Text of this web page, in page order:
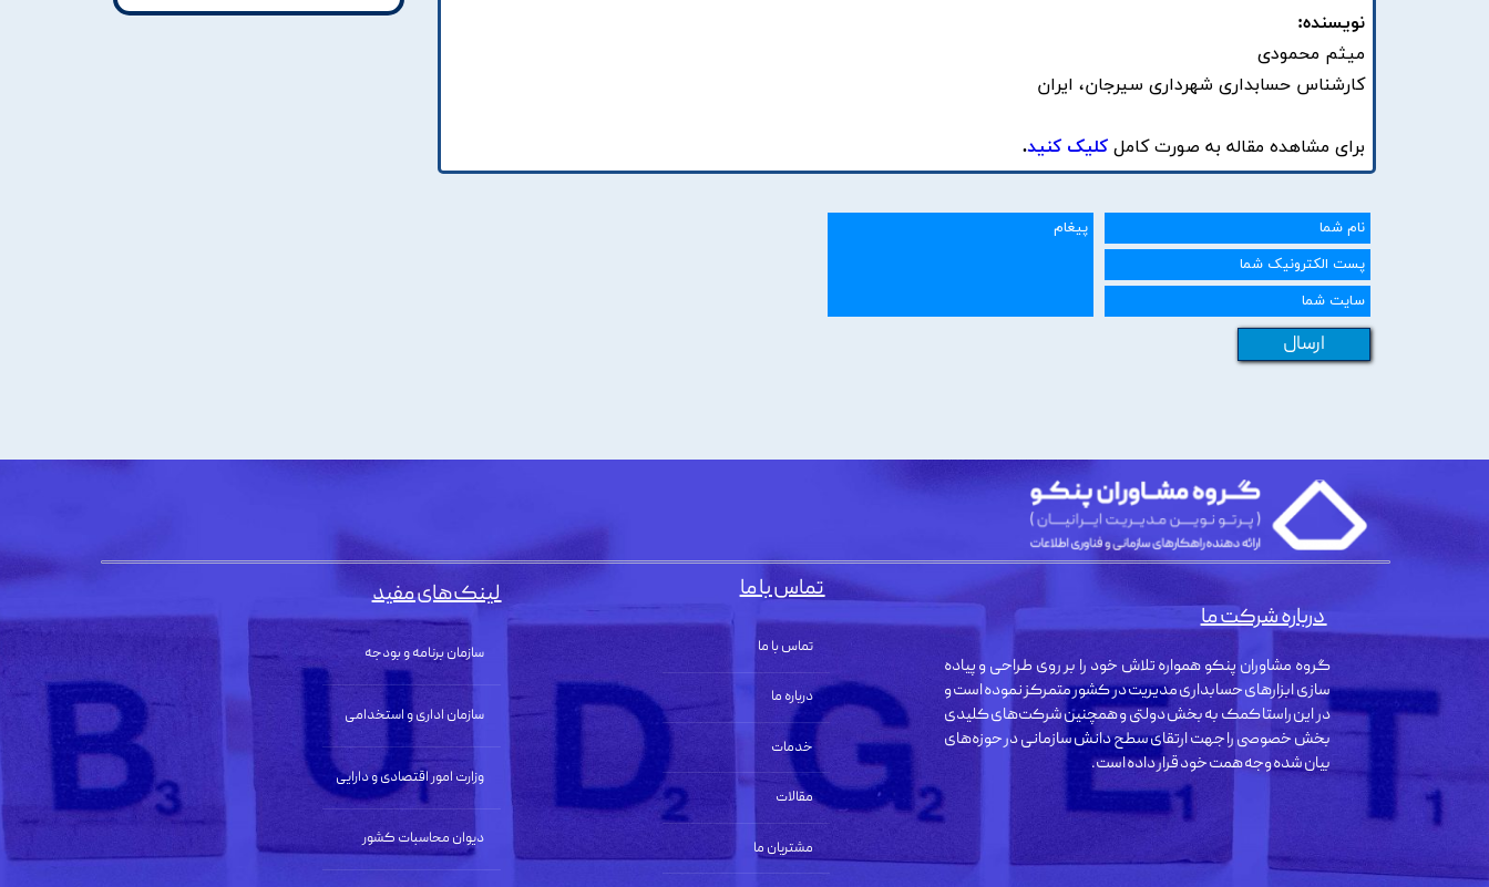
نویسنده:
میثم محمودی
کارشناس حسابداری شهرداری سیرجان، ایران
برای مشاهده مقاله به صورت کامل کلیک کنید.
ارسال
لینک‌های مفید
سازمان برنامه و بودجه
سازمان اداری و استخدامی
وزارت امور اقتصادی و دارایی
دیوان محاسبات کشور
تماس با ما
درباره ما
خدمات
مقالات
مشتریان ما
تماس با ما
گروه مشاوران پنکو همواره تلاش خود را بر روی طراحی و پیاده
سازی ابزارهای حسابداری مدیریت در کشور متمرکز نموده است و
در این راستا کمک به بخش دولتی و همچنین شرکت‌های کلیدی
بخش خصوصی را جهت ارتقای سطح دانش سازمانی در حوزه‌های
بیان شده وجه همت خود قرار داده است.
درباره شرکت ما